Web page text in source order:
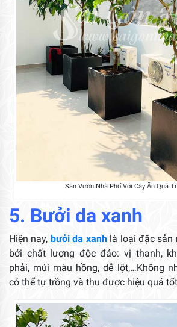
Sân Vườn Nhà Phố Với Cây Ăn Quả
5. Bưởi da xanh
Hiện nay, bưởi da xanhlà loại đặc sản
bởi chất lượng độc đáo: vị thanh,
phải, múi màu hồng, dễ lột,…Không
có thể tự trồng và thu được hiệu quả